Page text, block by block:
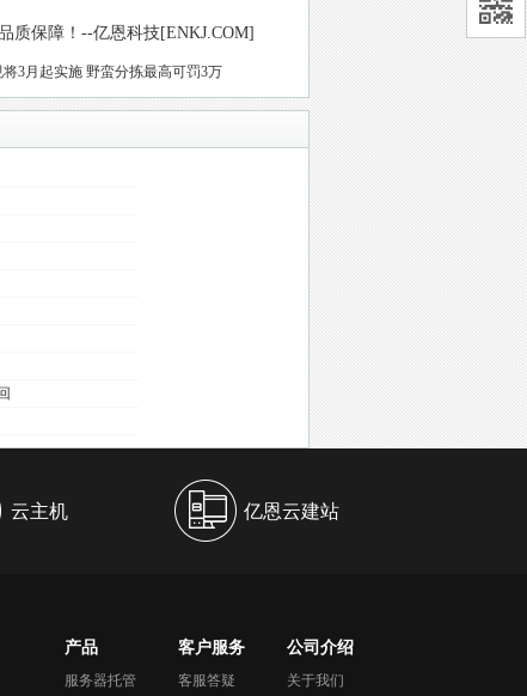
质保障！--亿恩科技[ENKJ.COM]
3月起实施 野蛮分拣最高可罚3万
云主机 亿恩云建站
产品
服务器托管
客户服务
客服答疑
公司介绍
关于我们